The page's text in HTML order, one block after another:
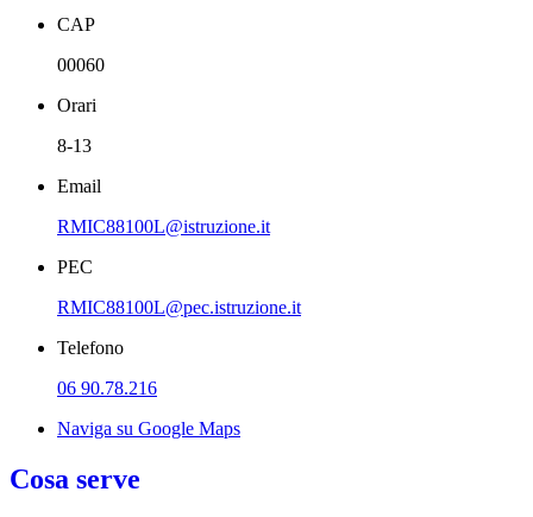
CAP
00060
Orari
8-13
Email
RMIC88100L@istruzione.it
PEC
RMIC88100L@pec.istruzione.it
Telefono
06 90.78.216
Naviga su Google Maps
Cosa serve